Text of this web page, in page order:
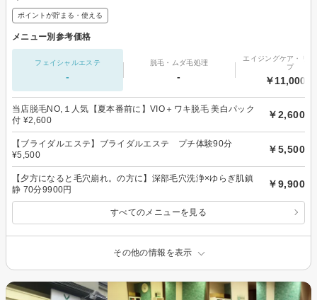
ポイントが貯まる・使える
メニュー別参考価格
フェイシャルエステ
-
脱毛・ムダ毛処理
-
エイジングケア・リ
プ
￥11,000～
当店脱毛NO,１人気【夏本番前に】VIO＋ワキ脱毛 美白パック
付 ¥2,600
￥2,600
【ブライダルエステ】ブライダルエステ プチ体験90分
¥5,500
￥5,500
【夕方になると毛穴崩れ。の方に】深部毛穴洗浄×ゆらぎ肌鎮
静 70分9900円
￥9,900
すべてのメニューを見る
その他の情報を表示